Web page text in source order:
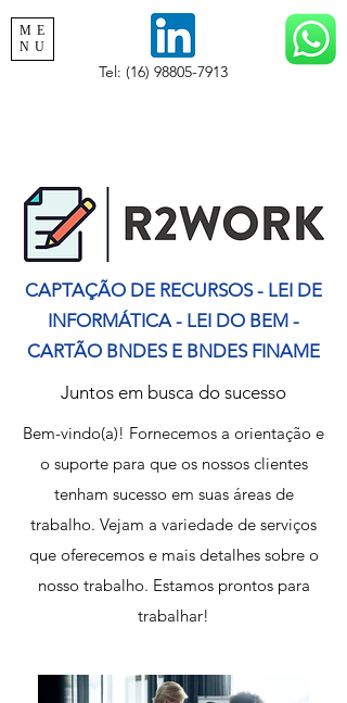
ME
NU
Tel: (16) 98805-7913
CAPTAÇÃO DE RECURSOS - LEI DE
INFORMÁTICA - LEI DO BEM -
CARTÃO BNDES E BNDES FINAME
Juntos em busca do sucesso
Bem-vindo(a)! Fornecemos a orientação e
o suporte para que os nossos clientes
tenham sucesso em suas áreas de
trabalho. Vejam a variedade de serviços
que oferecemos e mais detalhes sobre o
nosso trabalho. Estamos prontos para
trabalhar!